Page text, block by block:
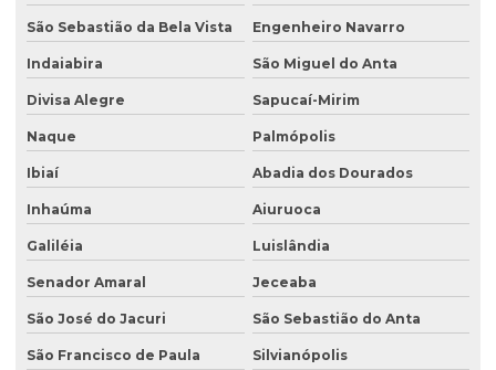
São Sebastião da Bela Vista Engenheiro Navarro
Indaiabira São Miguel do Anta
Divisa Alegre Sapucaí-Mirim
Naque Palmópolis
Ibiaí Abadia dos Dourados
Inhaúma Aiuruoca
Galiléia Luislândia
Senador Amaral Jeceaba
São José do Jacuri São Sebastião do Anta
São Francisco de Paula Silvianópolis